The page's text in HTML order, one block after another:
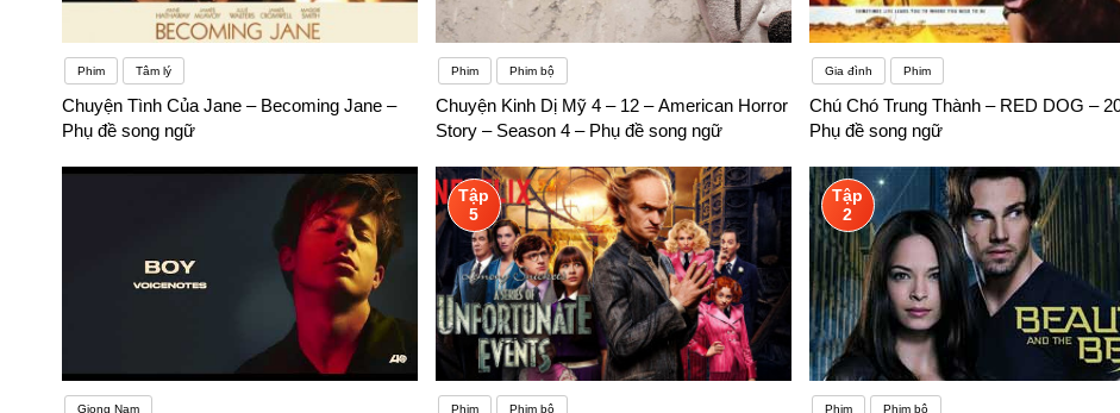
Phim Tâm lý
Chuyện Tình Của Jane – Becoming Jane –
Phụ đề song ngữ
Phim Phim bộ
Chuyện Kinh Dị Mỹ 4 – 12 – American Horror
Story – Season 4 – Phụ đề song ngữ
Gia đình Phim
Chú Chó Trung Thành – RED DOG –
Phụ đề song ngữ
Giọng Nam
Tập
5
Phim Phim bộ
Tập
2
Phim Phim bộ